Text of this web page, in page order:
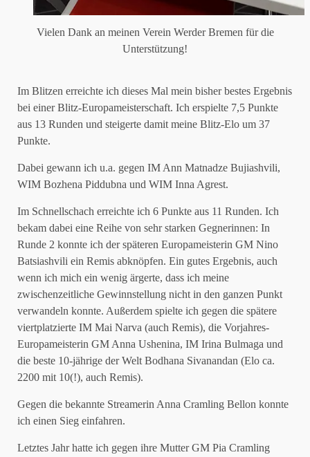
Vielen Dank an meinen Verein Werder Bremen für die
Unterstützung!
Im Blitzen erreichte ich dieses Mal mein bisher bestes Ergebnis
bei einer Blitz-Europameisterschaft. Ich erspielte 7,5 Punkte
aus 13 Runden und steigerte damit meine Blitz-Elo um 37
Punkte.
Dabei gewann ich u.a. gegen IM Ann Matnadze Bujiashvili,
WIM Bozhena Piddubna und WIM Inna Agrest.
Im Schnellschach erreichte ich 6 Punkte aus 11 Runden. Ich
bekam dabei eine Reihe von sehr starken Gegnerinnen: In
Runde 2 konnte ich der späteren Europameisterin GM Nino
Batsiashvili ein Remis abknöpfen. Ein gutes Ergebnis, auch
wenn ich mich ein wenig ärgerte, dass ich meine
zwischenzeitliche Gewinnstellung nicht in den ganzen Punkt
verwandeln konnte. Außerdem spielte ich gegen die spätere
viertplatzierte IM Mai Narva (auch Remis), die Vorjahres-
Europameisterin GM Anna Ushenina, IM Irina Bulmaga und
die beste 10-jährige der Welt Bodhana Sivanandan (Elo ca.
2200 mit 10(!), auch Remis).
Gegen die bekannte Streamerin Anna Cramling Bellon konnte
ich einen Sieg einfahren.
Letztes Jahr hatte ich gegen ihre Mutter GM Pia Cramling